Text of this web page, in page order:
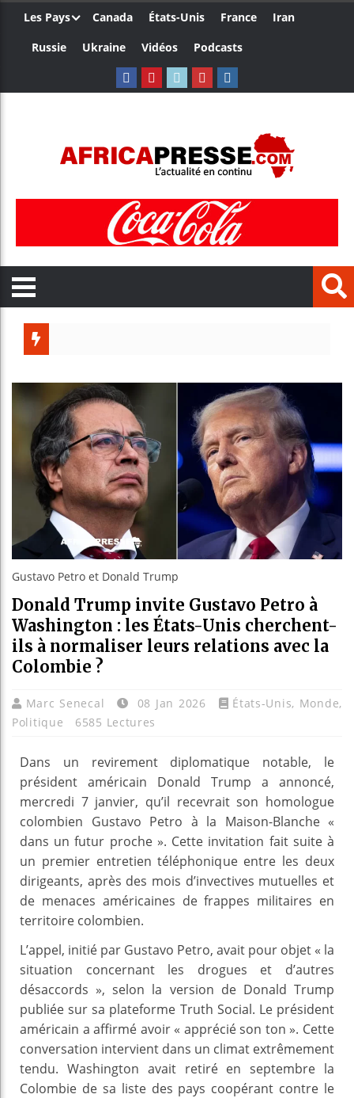
Les Pays Canada États-Unis France
Iran
Russie
Ukraine Vidéos Podcasts
Gustavo Petro et Donald Trump
Donald Trump invite Gustavo Petro à
Washington : les États-Unis cherchent-
ils à normaliser leurs relations avec la
Colombie ?
Marc Senecal 08 Jan 2026 États-Unis, Monde,
Politique
6585 Lectures
Dans un revirement diplomatique notable, le
président américain Donald Trump a annoncé,
mercredi 7 janvier, qu’il recevrait son homologue
colombien Gustavo Petro à la Maison-Blanche «
dans un futur proche ». Cette invitation fait suite à
un premier entretien téléphonique entre les deux
dirigeants, après des mois d’invectives mutuelles et
de menaces américaines de frappes militaires en
territoire colombien.
L’appel, initié par Gustavo Petro, avait pour objet « la
situation concernant les drogues et d’autres
désaccords », selon la version de Donald Trump
publiée sur sa plateforme Truth Social. Le président
américain a affirmé avoir « apprécié son ton ». Cette
conversation intervient dans un climat extrêmement
tendu. Washington avait retiré en septembre la
Colombie de sa liste des pays coopérant contre le